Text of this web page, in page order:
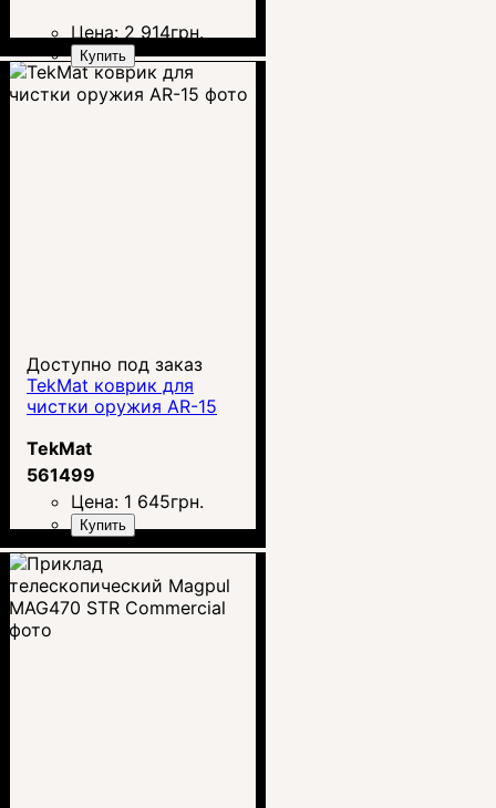
Цена: 2 914грн.
Купить
Доступно под заказ
TekMat коврик для
чистки оружия AR-15
TekMat
561499
Цена: 1 645грн.
Купить